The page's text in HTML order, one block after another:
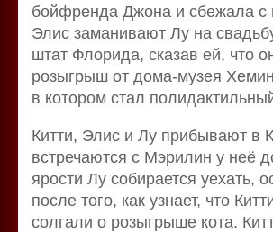
бойфренда Джона и сбежала с
Элис заманивают Лу на
штат Флорида, сказав ей, что
розыгрыш от дома-музея
в котором стал
Китти, Элис и Лу прибывают в
встречаются с Мэрилин у неё
ярости Лу собирается уехать,
после того, как узнает, что
солгали о розыгрыше кота.